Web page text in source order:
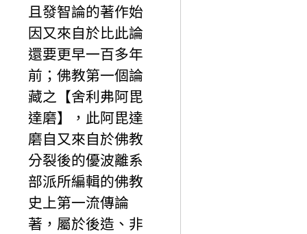
且發智論的著作始
因又來自於比此論
還要更早一百多年
前；佛教第一個論
藏之【舍利弗阿毘
達磨】，此阿毘達
磨自又來自於佛教
分裂後的優波離系
部派所編輯的佛教
史上第一流傳論
著，屬於後造、非